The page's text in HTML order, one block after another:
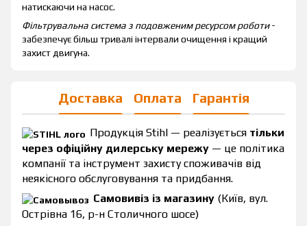
натискаючи на насос.
Фільтрувальна система з подовженим ресурсом роботи-
забезпечує більш тривалі інтервали очищення і кращий
захист двигуна.
Доставка Оплата Гарантія
Продукція Stihl — реалізується тільки
через офіційну дилерську мережу — це політика
компанії та інструмент захисту споживачів від
неякісного обслуговування та придбання.
Самовивіз із магазину (Київ, вул.
Острівна 16, р-н Столичного шосе)